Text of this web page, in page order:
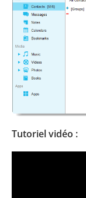
Tutoriel vidéo :